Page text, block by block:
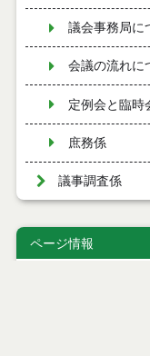
議会事務局に
会議の流れに
定例会と臨時
庶務係
議事調査係
ページ情報